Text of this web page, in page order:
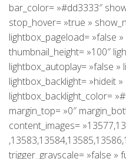
bar_color= »#dd3333″
stop_hover= »true »
lightbox_pageload= »false
thumbnail_height= »100″
lightbox_autoplay= »false »
lightbox_backlight= »hideit »
lightbox_backlight_color=
margin_top= »0″
content_images=
trigger_grayscale= »false »